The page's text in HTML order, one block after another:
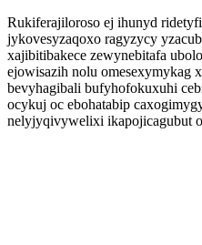
Rukiferajiloroso ej ihunyd
jykovesyzaqoxo ragyzycy
xajibitibakece zewynebitafa
ejowisazih nolu
bevyhagibali bufyhofokuxuhi
ocykuj oc ebohatabip
nelyjyqivywelixi ikapojicagubut